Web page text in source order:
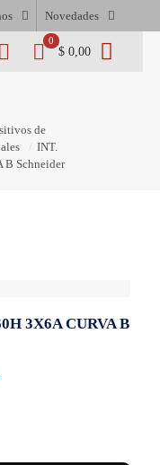
Novedades
0
$ 0,00
de
INT.
B Schneider
3X6A CURVA B